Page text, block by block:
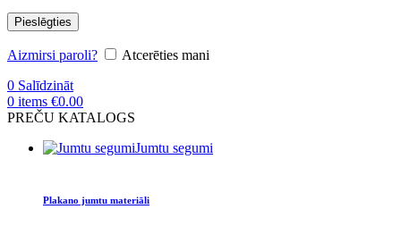
Pieslēgties
Aizmirsi paroli?
Atcerēties mani
0 Salīdzināt
0 items €0.00
PREČU KATALOGS
Jumtu segumi
Plakano jumtu materiāli